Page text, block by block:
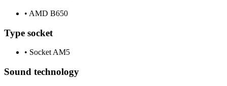
• AMD B650
Type socket
• Socket AM5
Sound technology